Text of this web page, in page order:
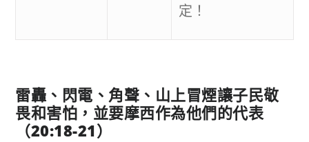
定！
雷轟、閃電、角聲、山上冒煙讓子民敬
畏和害怕，並要摩西作為他們的代表
（20:18-21）